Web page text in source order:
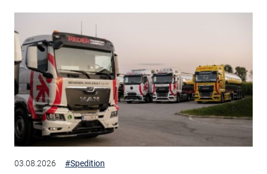
03.08.2026 #Spedition